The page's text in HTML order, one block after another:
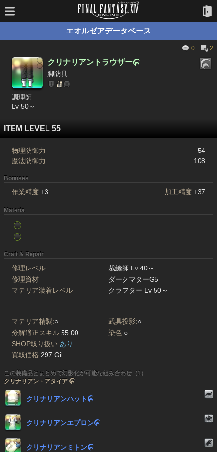
エオルゼアデータベース
0 2
クリナリアントラウザー
脚防具
調理師
Lv 50～
ITEM LEVEL 55
物理防御力
54
魔法防御力
108
Bonuses
作業精度 +3 加工精度 +37
Materia
Craft & Repair
修理レベル
裁縫師 Lv 40～
修理資材
ダークマターG5
マテリア装着レベル
クラフター Lv 50～
マテリア精製:○ 武具投影:○
分解適正スキル:55.00 染色:○
SHOP取り扱い:あり
買取価格:297 Gil
この装備品とまとめて幻影化が可能な組み合わせ（1）
クリナリアン・アタイア 
クリナリアンハット
クリナリアンエプロン
クリナリアンミトン